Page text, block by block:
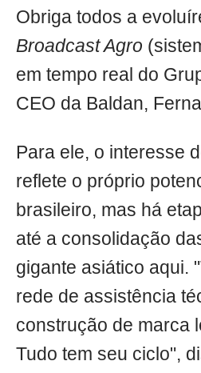
Obriga todos a
Broadcast Agro
em tempo real do
CEO da Baldan,
Para ele, o interesse
reflete o próprio
brasileiro, mas há
até a consolidação
gigante asiático aqui.
rede de assistência
construção de marca
Tudo tem seu ciclo",